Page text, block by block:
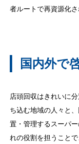
者ルートで再資源化さ
国内外で
店頭回収はきれいに
ち込む地域の人々と
置・管理するスーパ
れの役割を担うこと